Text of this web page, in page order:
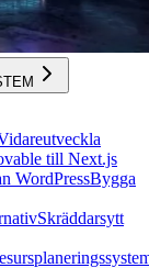
till Next.js
WordPressBygga
Skräddarsytt